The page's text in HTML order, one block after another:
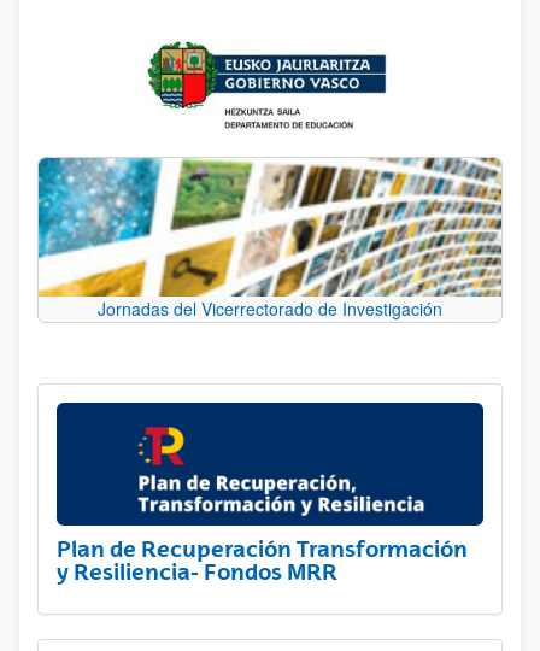
Jornadas del Vicerrectorado de Investigación
Plan de Recuperación Transformación
y Resiliencia- Fondos MRR